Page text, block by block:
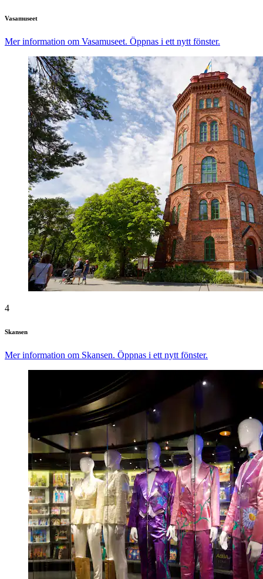
Vasamuseet
Mer information om Vasamuseet. Öppnas i ett nytt fönster.
4
Skansen
Mer information om Skansen. Öppnas i ett nytt fönster.